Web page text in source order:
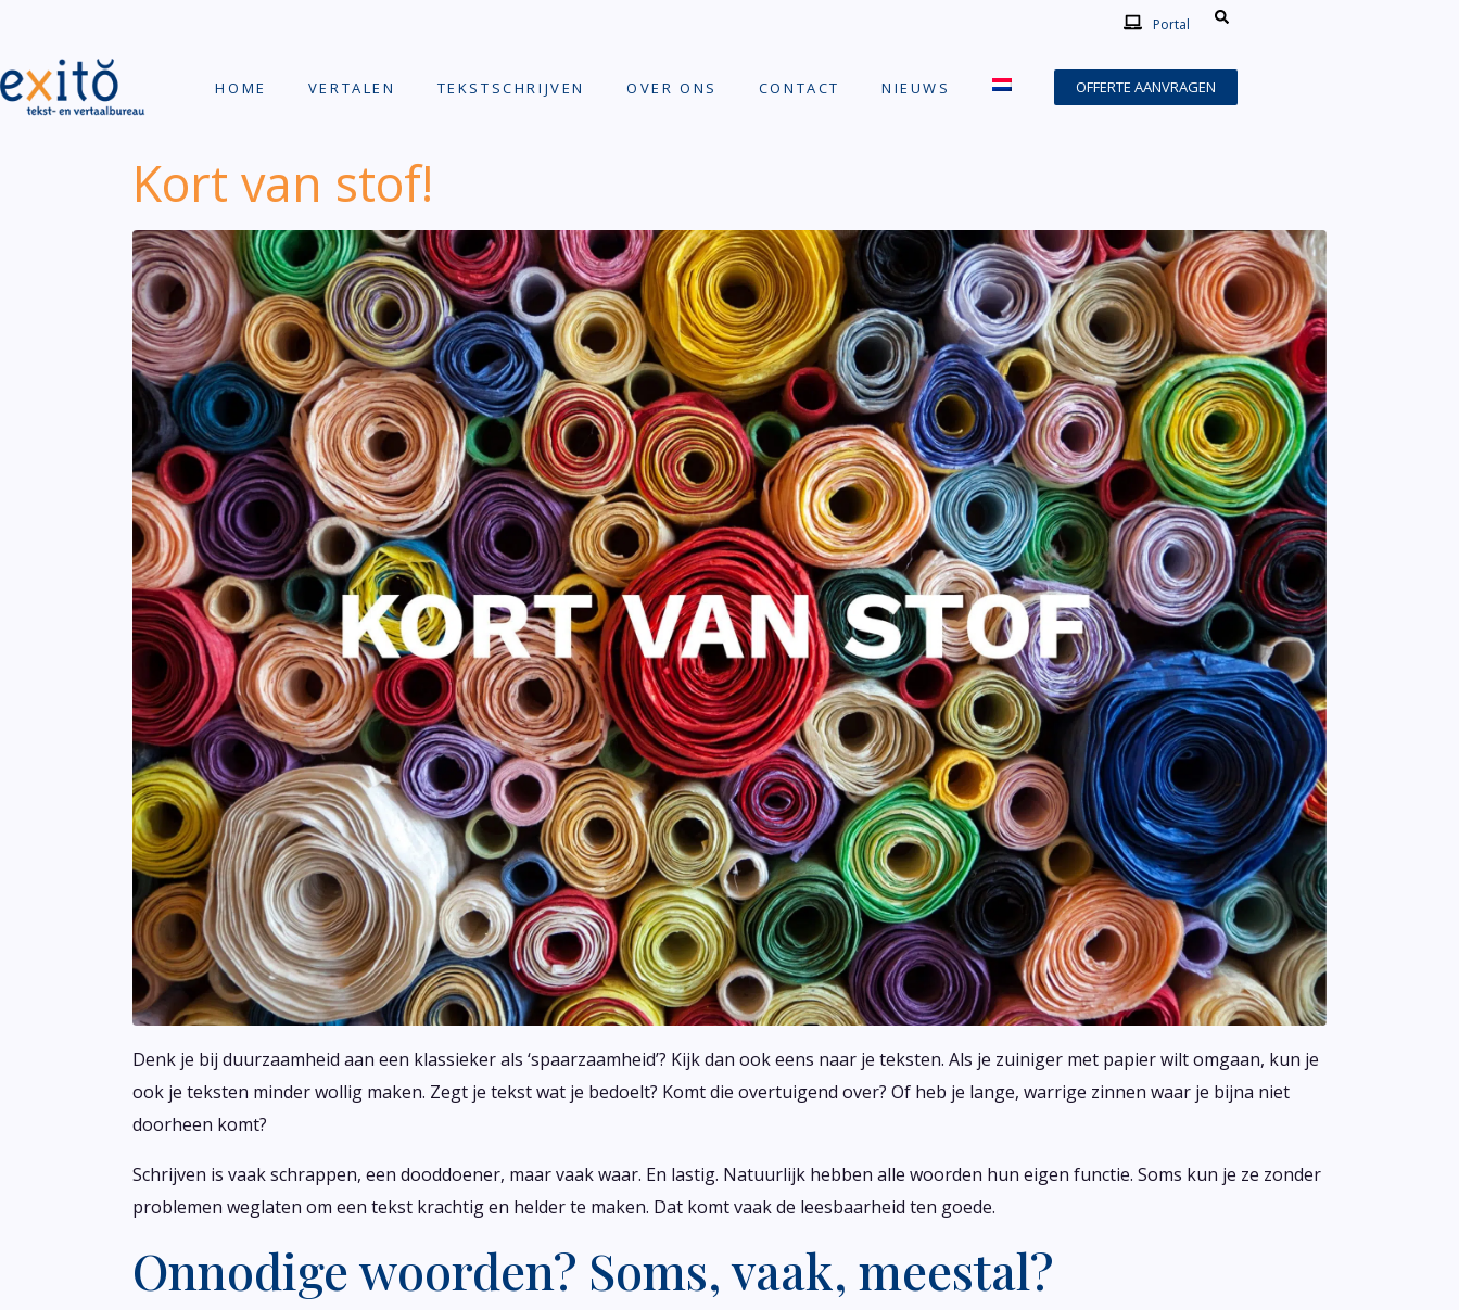
Portal
HOME VERTALEN TEKSTSCHRIJVEN OVER ONS CONTACT NIEUWS OFFERTE AANVRAGEN
Kort van stof!
Denk je bij duurzaamheid aan een klassieker als ‘spaarzaamheid’? Kijk dan ook eens naar je teksten. Als je zuiniger met papier wilt omgaan, kun je
ook je teksten minder wollig maken. Zegt je tekst wat je bedoelt? Komt die overtuigend over? Of heb je lange, warrige zinnen waar je bijna niet
doorheen komt?
Schrijven is vaak schrappen, een dooddoener, maar vaak waar. En lastig. Natuurlijk hebben alle woorden hun eigen functie. Soms kun je ze zonder
problemen weglaten om een tekst krachtig en helder te maken. Dat komt vaak de leesbaarheid ten goede.
Onnodige woorden? Soms, vaak, meestal?